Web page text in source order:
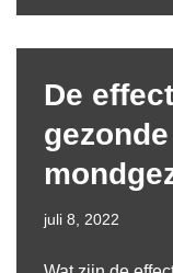
De
juli 8, 2022